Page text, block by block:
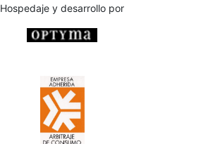
Hospedaje y desarrollo por